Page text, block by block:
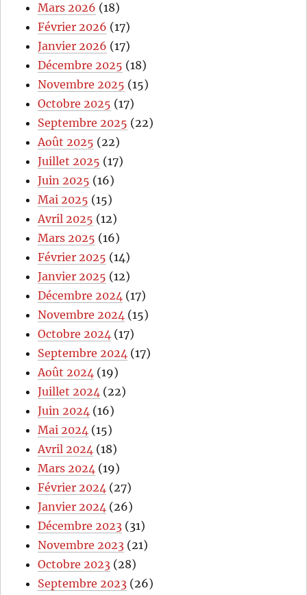
Mars 2026 (18)
Février 2026 (17)
Janvier 2026 (17)
Décembre 2025 (18)
Novembre 2025 (15)
Octobre 2025 (17)
Septembre 2025 (22)
Août 2025 (22)
Juillet 2025 (17)
Juin 2025 (16)
Mai 2025 (15)
Avril 2025 (12)
Mars 2025 (16)
Février 2025 (14)
Janvier 2025 (12)
Décembre 2024 (17)
Novembre 2024 (15)
Octobre 2024 (17)
Septembre 2024 (17)
Août 2024 (19)
Juillet 2024 (22)
Juin 2024 (16)
Mai 2024 (15)
Avril 2024 (18)
Mars 2024 (19)
Février 2024 (27)
Janvier 2024 (26)
Décembre 2023 (31)
Novembre 2023 (21)
Octobre 2023 (28)
Septembre 2023 (26)